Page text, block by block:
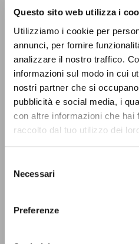
Questo sito web utilizza i
Utilizziamo i cookie per
annunci, per fornire
analizzare il nostro traffico.
informazioni sul modo in cui
nostri partner che si
pubblicità e social media, i
con altre informazioni che hai
raccolto dal tuo utilizzo dei
delNecessari
Preferenze
Giussani Luigi Autore
Italiano
Libertà di Educazione
1988
23/06/2025
0
RISULTATI